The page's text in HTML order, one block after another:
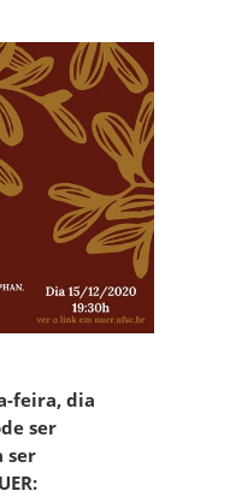
feira, dia
ser
ser